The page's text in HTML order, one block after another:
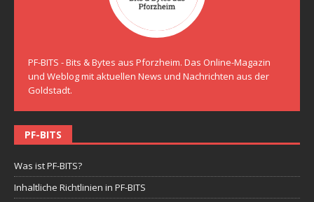
PF-BITS - Bits & Bytes aus Pforzheim. Das Online-Magazin
und Weblog mit aktuellen News und Nachrichten aus der
Goldstadt.
PF-BITS
Was ist PF-BITS?
Inhaltliche Richtlinien in PF-BITS